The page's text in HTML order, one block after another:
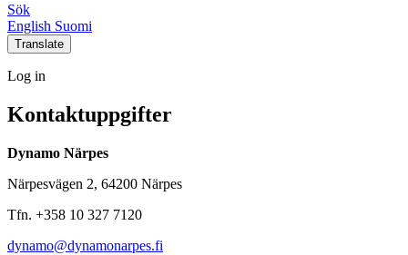
Sök
Social
link
Social
link
Social
link
Social
link
English Suomi
Translate
Log
Log in
Kontaktuppgifter
Dynamo Närpes
Närpesvägen 2, 64200 Närpes
Tfn. +358 10 327 7120
dynamo@dynamonarpes.fi